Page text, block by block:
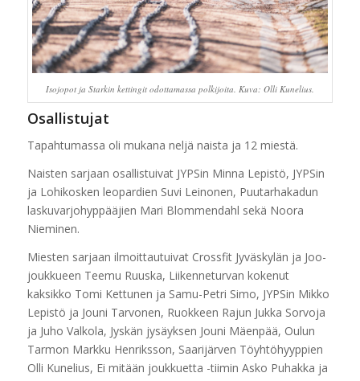
Isojopot ja Starkin kettingit odottamassa polkijoita. Kuva: Olli Kunelius.
Osallistujat
Tapahtumassa oli mukana neljä naista ja 12 miestä.
Naisten sarjaan osallistuivat JYPSin Minna Lepistö, JYPSin
ja Lohikosken leopardien Suvi Leinonen, Puutarhakadun
laskuvarjohyppääjien Mari Blommendahl sekä Noora
Nieminen.
Miesten sarjaan ilmoittautuivat Crossfit Jyväskylän ja Joo-
joukkueen Teemu Ruuska, Liikenneturvan kokenut
kaksikko Tomi Kettunen ja Samu-Petri Simo, JYPSin Mikko
Lepistö ja Jouni Tarvonen, Ruokkeen Rajun Jukka Sorvoja
ja Juho Valkola, Jyskän jysäyksen Jouni Mäenpää, Oulun
Tarmon Markku Henriksson, Saarijärven Töyhtöhyyppien
Olli Kunelius, Ei mitään joukkuetta -tiimin Asko Puhakka ja